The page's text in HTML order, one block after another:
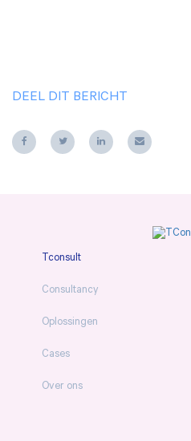
DEEL DIT BERICHT
Tconsult
Consultancy
Oplossingen
Cases
Over ons